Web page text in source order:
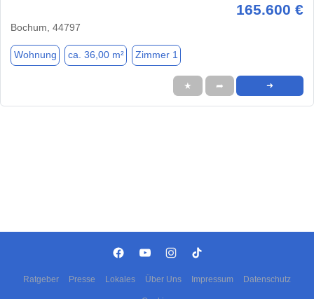
165.600 €
Bochum, 44797
Wohnung ca. 36,00 m² Zimmer 1
★ ➦ ➜
Ratgeber Presse Lokales Über Uns Impressum Datenschutz